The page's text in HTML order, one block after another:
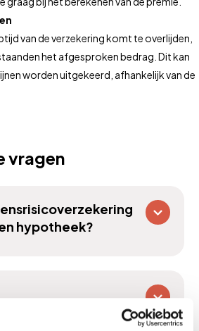
van de verzekering komt te overlijden,
het afgesproken bedrag. Dit kan
worden uitgekeerd, afhankelijk van de
vragen
hypotheek?